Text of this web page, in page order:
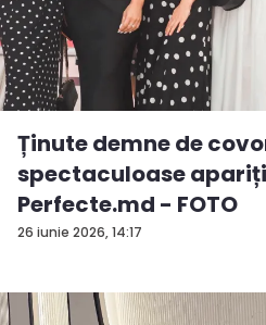
26 iunie 2026, 14:17
Ținute demne de
spectaculoase
Perfecte.md - FOTO